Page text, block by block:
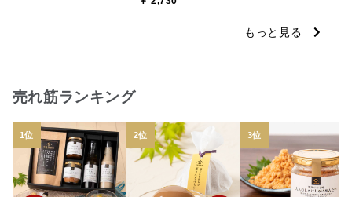
もっと見る
売れ筋ランキング